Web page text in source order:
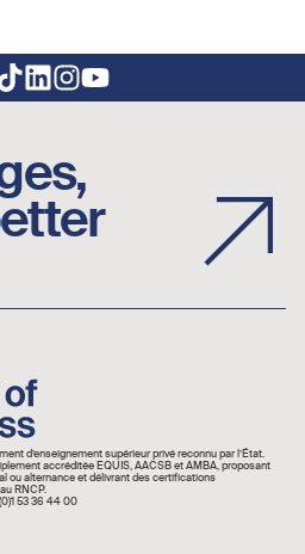
d’enseignement supérieur privé reconnu par l’État.
accréditée EQUIS, AACSB et AMBA, proposant
ou alternance et délivrant des certifications
RNCP.
53 36 44 00